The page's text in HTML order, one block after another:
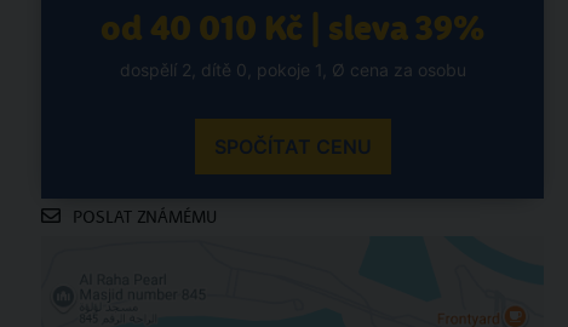
od 40 010 Kč | sleva 39%
dospělí 2, dítě 0, pokoje 1, Ø cena za osobu
SPOČÍTAT CENU
POSLAT ZNÁMÉMU